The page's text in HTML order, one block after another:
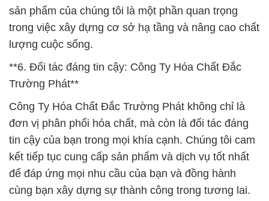
sản phẩm của chúng tôi là một phần quan trọng
trong việc xây dựng cơ sở hạ tầng và nâng cao chất
lượng cuộc sống.
**6. Đối tác đáng tin cậy: Công Ty Hóa Chất Đắc
Trường Phát**
Công Ty Hóa Chất Đắc Trường Phát không chỉ là
đơn vị phân phối hóa chất, mà còn là đối tác đáng
tin cậy của bạn trong mọi khía cạnh. Chúng tôi cam
kết tiếp tục cung cấp sản phẩm và dịch vụ tốt nhất
để đáp ứng mọi nhu cầu của bạn và đồng hành
cùng bạn xây dựng sự thành công trong tương lai.